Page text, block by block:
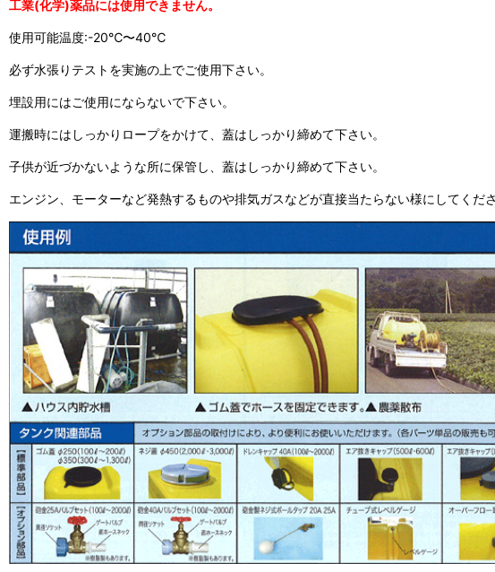
工業(化学)薬品には使用できません。
使用可能温度:-20℃〜40℃
必ず水張りテストを実施の上でご使用下さい。
埋設用にはご使用にならないで下さい。
運搬時にはしっかりロープをかけて、蓋はしっかり締めて下さい。
子供が近づかないような所に保管し、蓋はしっかり締めて下さい。
エンジン、モーターなど発熱するものや排気ガスなどが直接当たらない様にしてくださ